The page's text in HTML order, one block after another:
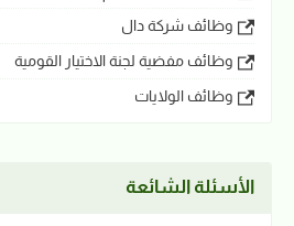
وظائف شركة دال
وظائف مفضية لجنة الاختيار القومية
وظائف الولايات
الأسئلة الشائعة